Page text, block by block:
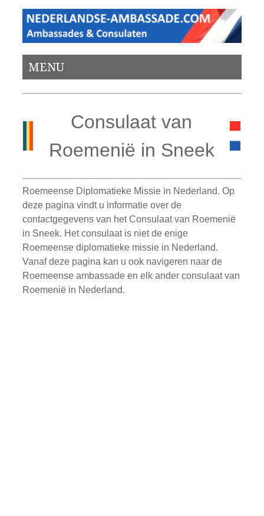
MENU
Consulaat van
Roemenië in Sneek
Roemeense Diplomatieke Missie in Nederland. Op
deze pagina vindt u informatie over de
contactgegevens van het Consulaat van Roemenië
in Sneek. Het consulaat is niet de enige
Roemeense diplomatieke missie in Nederland.
Vanaf deze pagina kan u ook navigeren naar de
Roemeense ambassade en elk ander consulaat van
Roemenië in Nederland.